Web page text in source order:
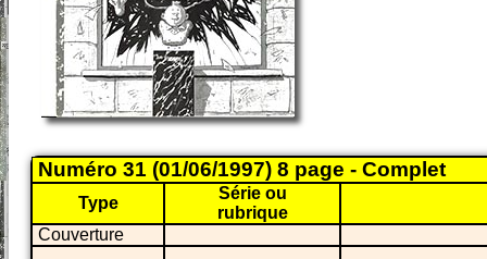
Numéro 31 (01/06/1997) 8 page - Complet
Type
Série ou
rubrique
Couverture